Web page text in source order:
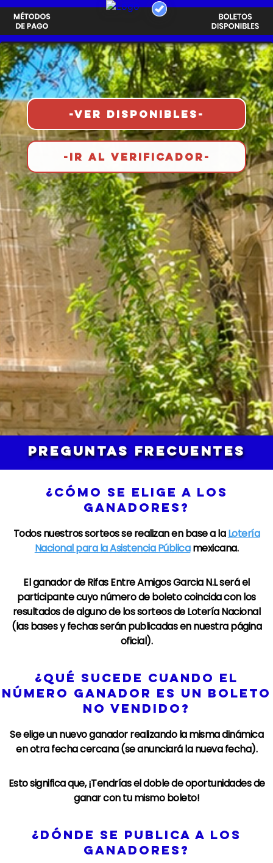
-VER DISPONIBLES-
-IR AL VERIFICADOR-
PREGUNTAS FRECUENTES
¿CÓMO SE ELIGE A LOS
GANADORES?
Todos nuestros sorteos se realizan en base a laLotería
Nacional para la Asistencia Públicamexicana.​
El ganador deRifas Entre Amigos Garcia N.Lserá el
participante cuyo número de boleto coincida con los
resultados de alguno de los sorteos deLotería Nacional
(las bases y fechas serán publicadas en nuestra página
oficial).
¿QUÉ SUCEDE CUANDO EL
NÚMERO GANADOR ES UN BOLETO
NO VENDIDO?
Se elige un nuevo ganador realizando la misma dinámica
en otra fecha cercana (se anunciará la nueva fecha).
Esto significa que, ¡Tendrías el doble de oportunidades de
ganar con tu mismo boleto!
¿DÓNDE SE PUBLICA A LOS
GANADORES?